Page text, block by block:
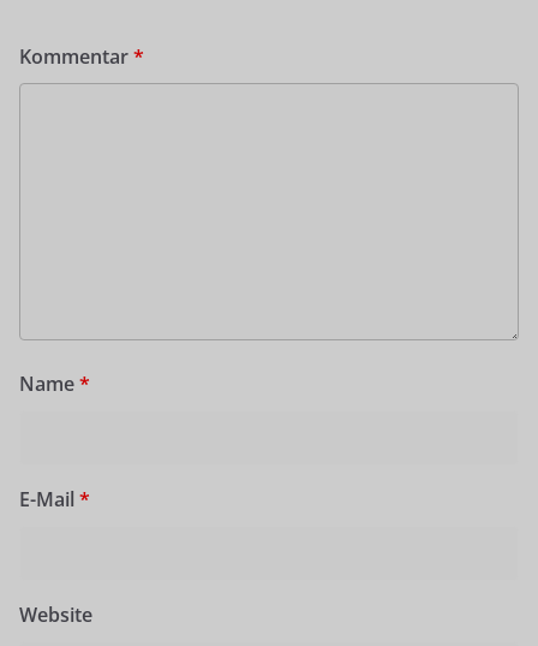
Kommentar*
Name*
E-Mail *
Website